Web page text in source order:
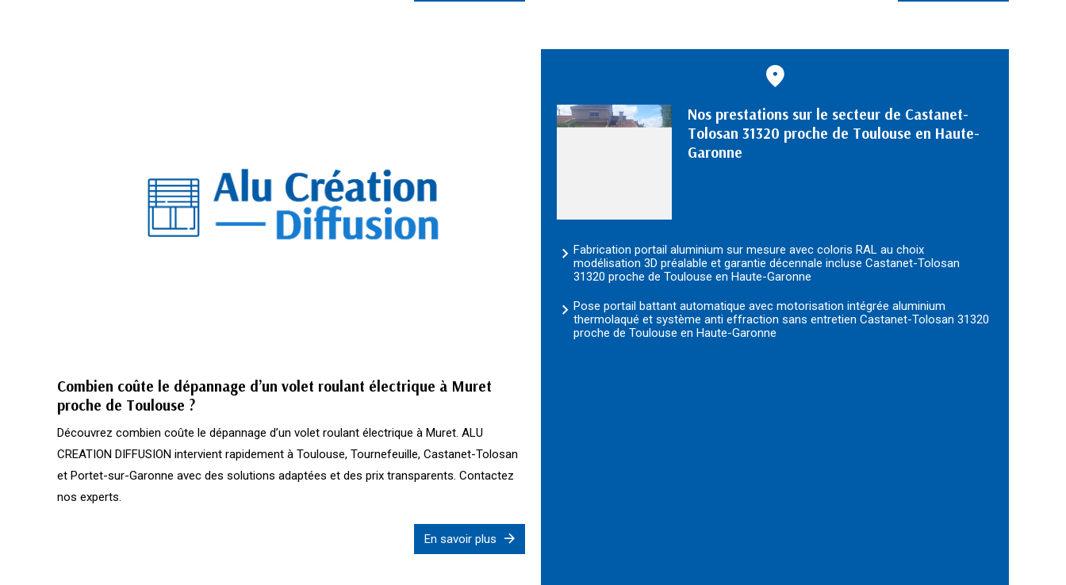
Combien coûte le dépannage d’un volet roulant électrique à Muret
proche de Toulouse ?
Découvrez combien coûte le dépannage d’un volet roulant électrique à Muret. ALU
CREATION DIFFUSION intervient rapidement à Toulouse, Tournefeuille, Castanet-Tolosan
et Portet-sur-Garonne avec des solutions adaptées et des prix transparents. Contactez
nos experts.
En savoir plus
Nos prestations sur le secteur de Castanet-
Tolosan 31320 proche de Toulouse en Haute-
Garonne
Fabrication portail aluminium sur mesure avec coloris RAL au choix
modélisation 3D préalable et garantie décennale incluse Castanet-Tolosan
31320 proche de Toulouse en Haute-Garonne
Pose portail battant automatique avec motorisation intégrée aluminium
thermolaqué et système anti effraction sans entretien Castanet-Tolosan 31320
proche de Toulouse en Haute-Garonne